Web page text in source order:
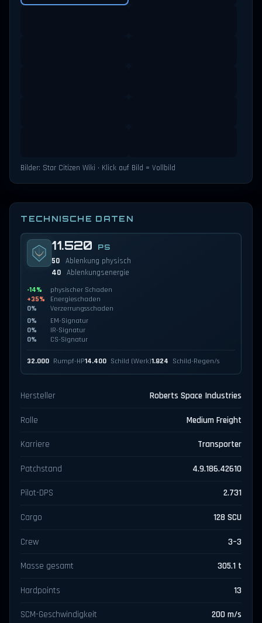
Bilder: Star Citizen Wiki · Klick auf Bild = Vollbild
TECHNISCHE DATEN
11.520 PS
50 Ablenkung physisch
40 Ablenkungsenergie
-14%
physischer Schaden
+35%
Energieschaden
0%
Verzerrungsschaden
0%
EM-Signatur
0%
IR-Signatur
0%
CS-Signatur
32.000 Rumpf-HP14.400 Schild (Werk)1.824 Schild-Regen/s
Hersteller Roberts Space Industries
Rolle Medium Freight
Karriere Transporter
Patchstand 4.9.186.42610
Pilot-DPS 2.731
Cargo 128 SCU
Crew 3–3
Masse gesamt 305.1 t
Hardpoints 13
SCM-Geschwindigkeit 200 m/s